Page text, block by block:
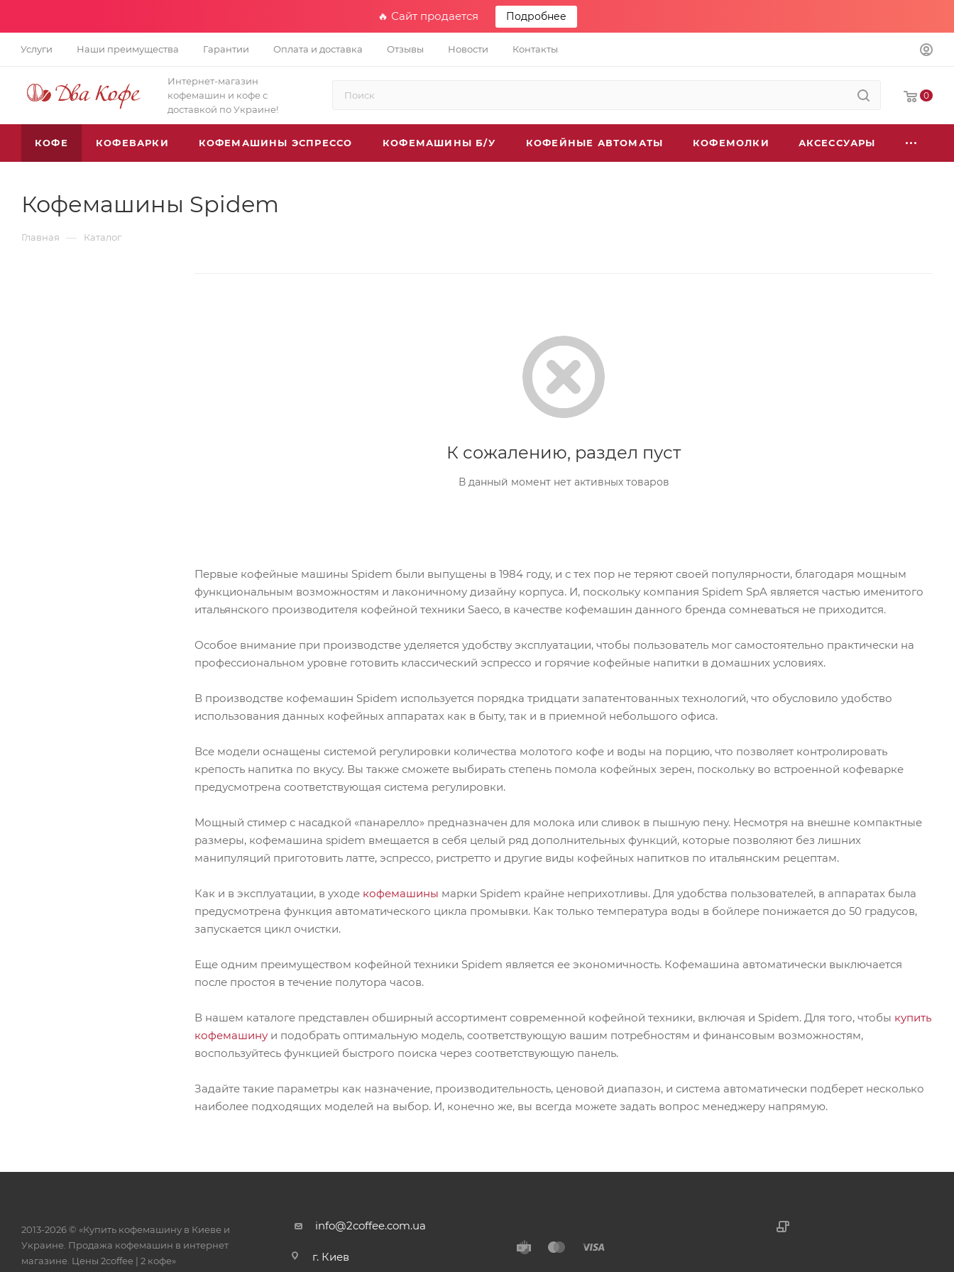
🔥 Сайт продается Подробнее
Услуги Наши преимущества Гарантии Оплата и доставка Отзывы Новости Контакты
Интернет-магазин
кофемашин и кофе с
доставкой по Украине!
0
КОФЕ КОФЕВАРКИ КОФЕМАШИНЫ ЭСПРЕССО КОФЕМАШИНЫ Б/У КОФЕЙНЫЕ АВТОМАТЫ КОФЕМОЛКИ АКСЕССУАРЫ
Кофемашины Spidem
Главная — Каталог
К сожалению, раздел пуст
В данный момент нет активных товаров
Первые кофейные машины Spidem были выпущены в 1984 году, и с тех пор не теряют своей популярности, благодаря мощным
функциональным возможностям и лаконичному дизайну корпуса. И, поскольку компания Spidem SpA является частью именитого
итальянского производителя кофейной техники Saeco, в качестве кофемашин данного бренда сомневаться не приходится.
Особое внимание при производстве уделяется удобству эксплуатации, чтобы пользователь мог самостоятельно практически на
профессиональном уровне готовить классический эспрессо и горячие кофейные напитки в домашних условиях.
В производстве кофемашин Spidem используется порядка тридцати запатентованных технологий, что обусловило удобство
использования данных кофейных аппаратах как в быту, так и в приемной небольшого офиса.
Все модели оснащены системой регулировки количества молотого кофе и воды на порцию, что позволяет контролировать
крепость напитка по вкусу. Вы также сможете выбирать степень помола кофейных зерен, поскольку во встроенной кофеварке
предусмотрена соответствующая система регулировки.
Мощный стимер с насадкой «панарелло» предназначен для молока или сливок в пышную пену. Несмотря на внешне компактные
размеры, кофемашина spidem вмещается в себя целый ряд дополнительных функций, которые позволяют без лишних
манипуляций приготовить латте, эспрессо, ристретто и другие виды кофейных напитков по итальянским рецептам.
Как и в эксплуатации, в уходе кофемашины марки Spidem крайне неприхотливы. Для удобства пользователей, в аппаратах была
предусмотрена функция автоматического цикла промывки. Как только температура воды в бойлере понижается до 50 градусов,
запускается цикл очистки.
Еще одним преимуществом кофейной техники Spidem является ее экономичность. Кофемашина автоматически выключается
после простоя в течение полутора часов.
В нашем каталоге представлен обширный ассортимент современной кофейной техники, включая и Spidem. Для того, чтобы купить
кофемашину и подобрать оптимальную модель, соответствующую вашим потребностям и финансовым возможностям,
воспользуйтесь функцией быстрого поиска через соответствующую панель.
Задайте такие параметры как назначение, производительность, ценовой диапазон, и система автоматически подберет несколько
наиболее подходящих моделей на выбор. И, конечно же, вы всегда можете задать вопрос менеджеру напрямую.
2013-2026 © «Купить кофемашину в Киеве и
Украине. Продажа кофемашин в интернет
магазине. Цены 2сoffee | 2 кофе»
info@2coffee.com.ua
г. Киев